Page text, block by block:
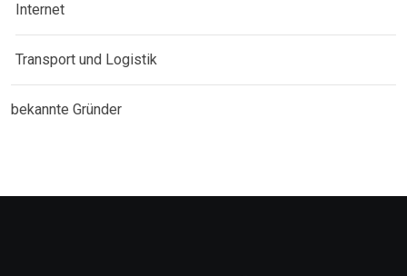
Internet
Transport und Logistik
bekannte Gründer